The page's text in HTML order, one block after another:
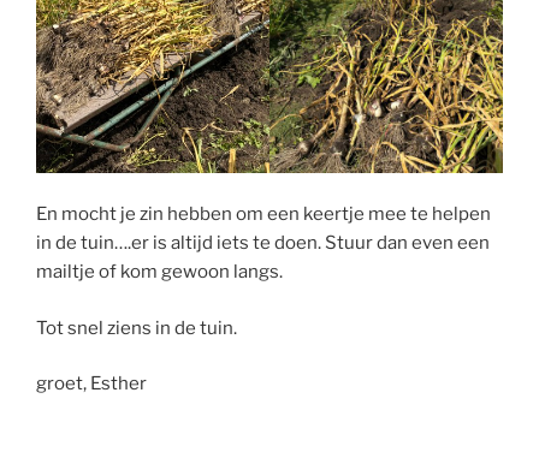
En mocht je zin hebben om een keertje mee te helpen
in de tuin….er is altijd iets te doen. Stuur dan even een
mailtje of kom gewoon langs.
Tot snel ziens in de tuin.
groet, Esther